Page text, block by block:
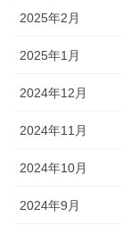
2025年2月
2025年1月
2024年12月
2024年11月
2024年10月
2024年9月